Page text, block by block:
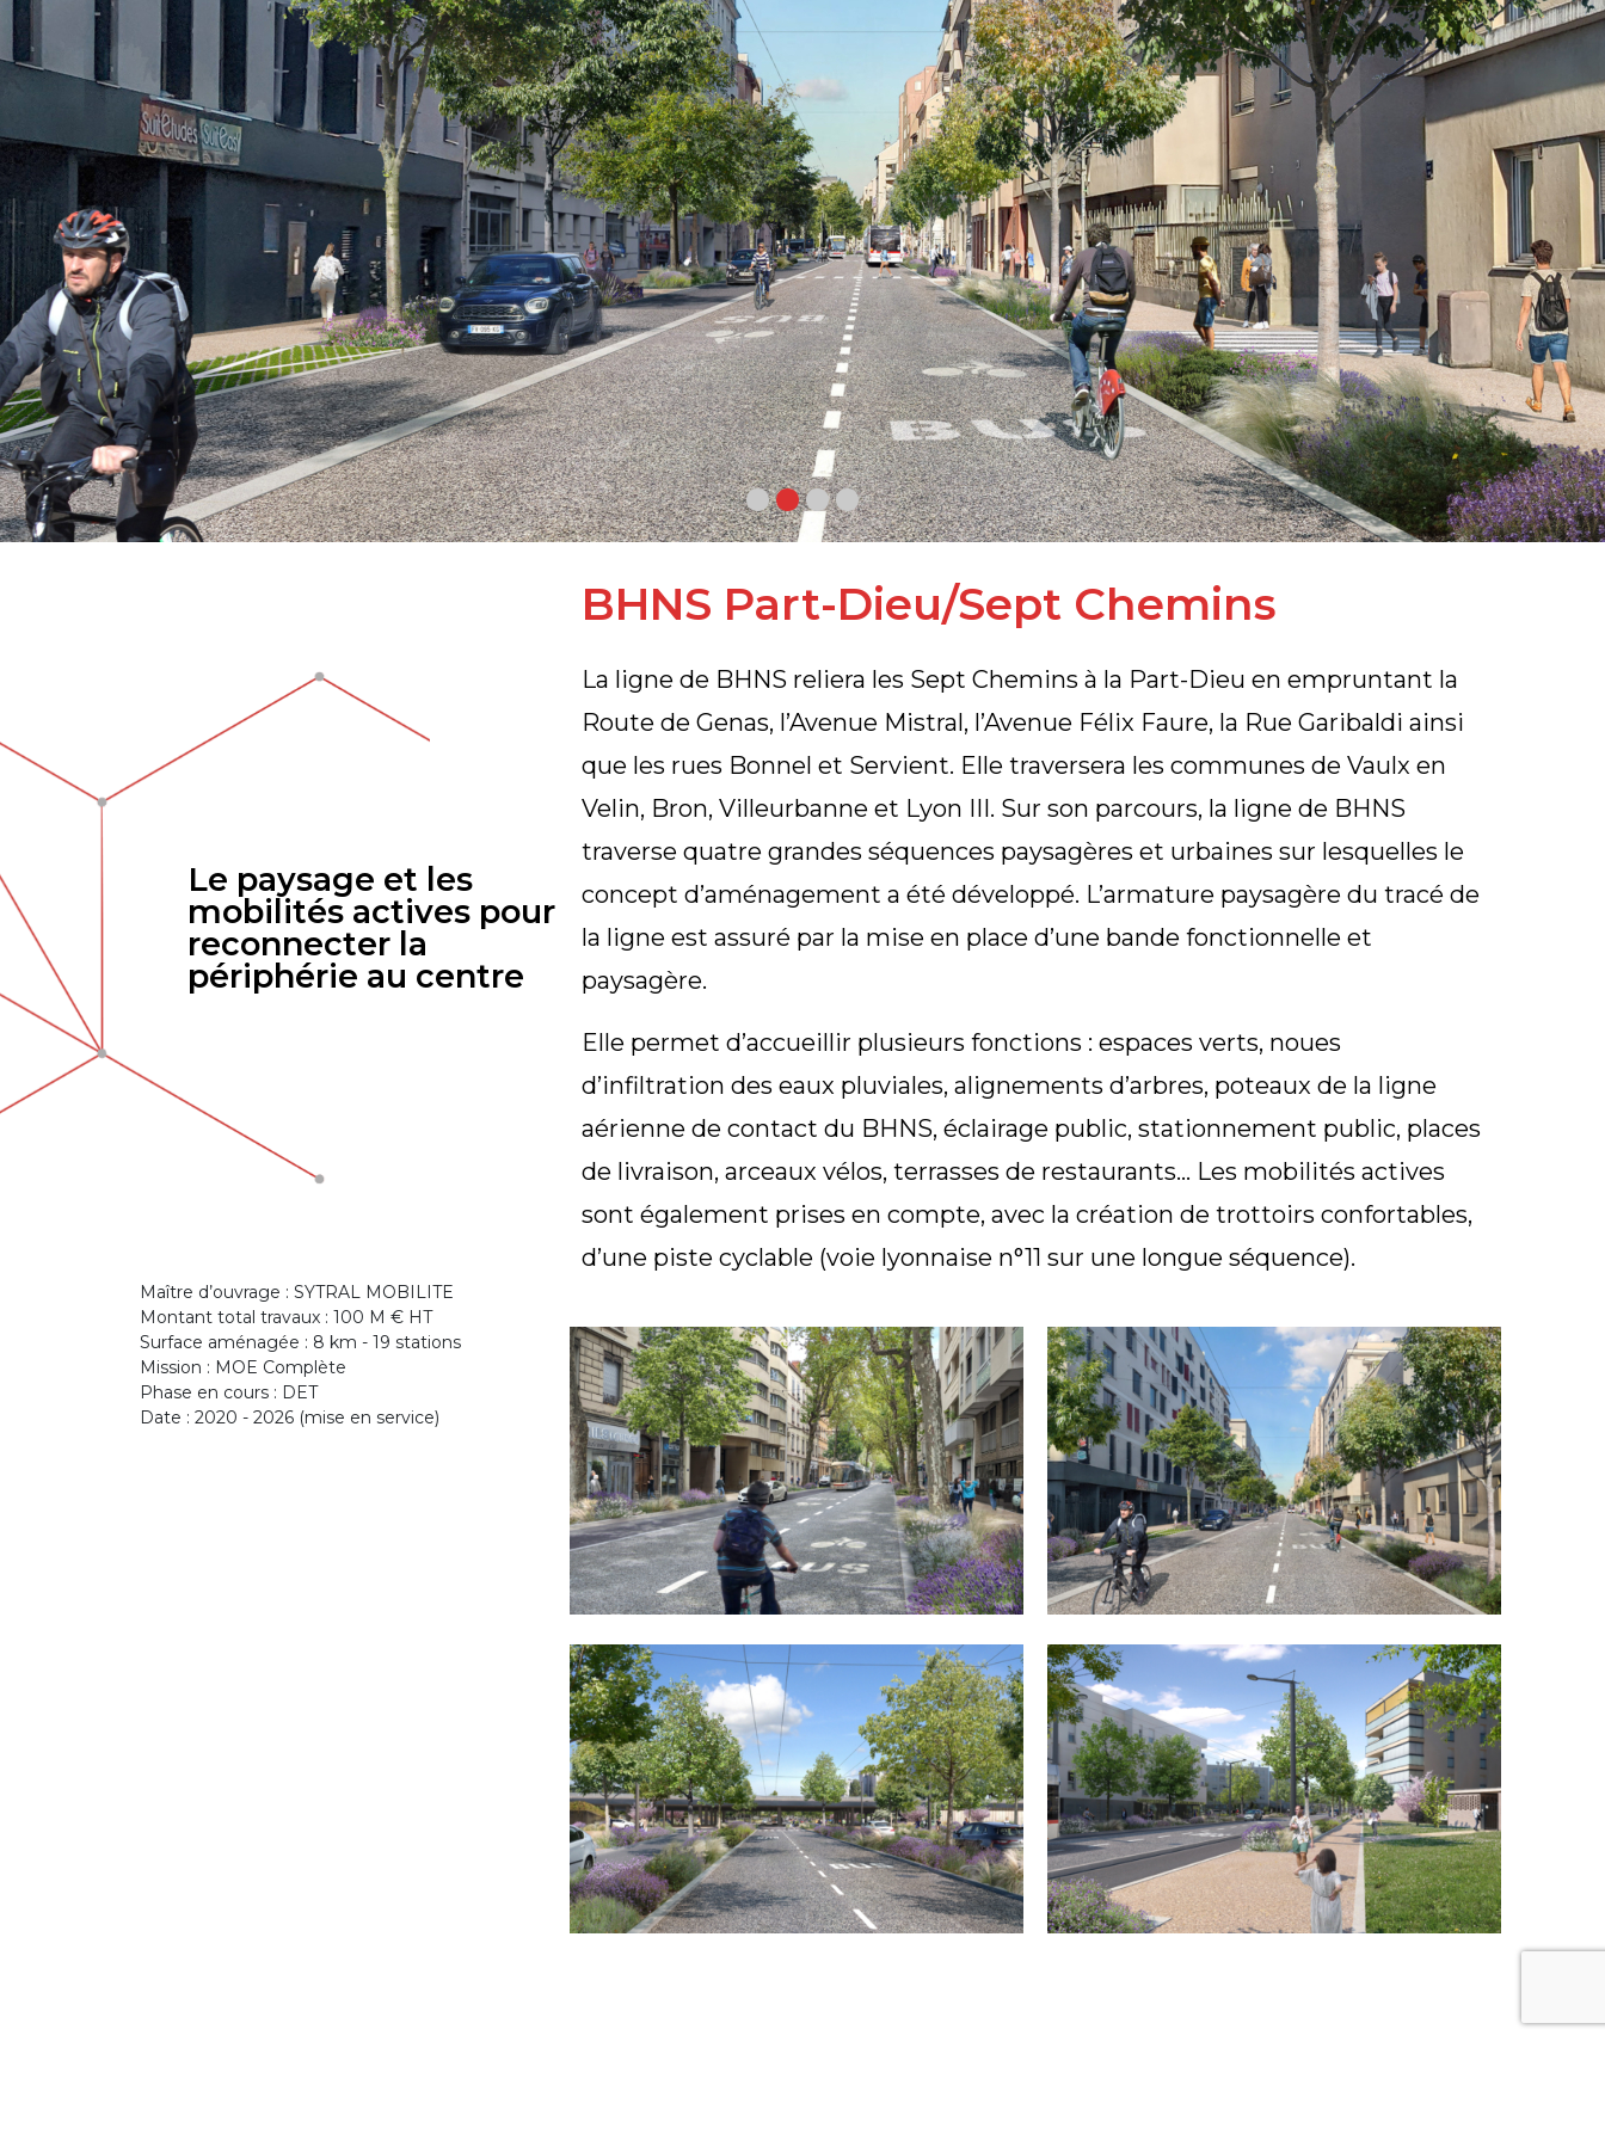
Le paysage et les
mobilités actives pour
reconnecter la
périphérie au centre
Maître d’ouvrage : SYTRAL MOBILITE
Montant total travaux : 100 M € HT
Surface aménagée : 8 km - 19 stations
Mission : MOE Complète
Phase en cours : DET
Date : 2020 - 2026 (mise en service)
BHNS Part-Dieu/Sept Chemins
La ligne de BHNS reliera les Sept Chemins à la Part-Dieu en empruntant la
Route de Genas, l’Avenue Mistral, l’Avenue Félix Faure, la Rue Garibaldi ainsi
que les rues Bonnel et Servient. Elle traversera les communes de Vaulx en
Velin, Bron, Villeurbanne et Lyon III. Sur son parcours, la ligne de BHNS
traverse quatre grandes séquences paysagères et urbaines sur lesquelles le
concept d’aménagement a été développé. L’armature paysagère du tracé de
la ligne est assuré par la mise en place d’une bande fonctionnelle et
paysagère.
Elle permet d’accueillir plusieurs fonctions : espaces verts, noues
d’infiltration des eaux pluviales, alignements d’arbres, poteaux de la ligne
aérienne de contact du BHNS, éclairage public, stationnement public, places
de livraison, arceaux vélos, terrasses de restaurants… Les mobilités actives
sont également prises en compte, avec la création de trottoirs confortables,
d’une piste cyclable (voie lyonnaise n°11 sur une longue séquence).